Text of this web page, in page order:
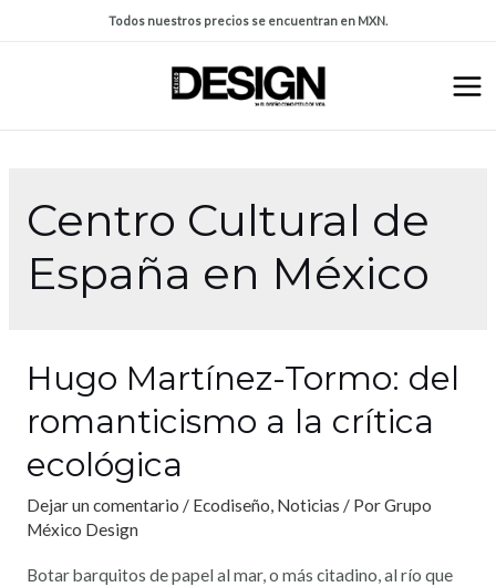
Todos nuestros precios se encuentran en MXN.
Centro Cultural de
España en México
Hugo Martínez-Tormo: del
romanticismo a la crítica
ecológica
Dejar un comentario / Ecodiseño, Noticias / PorGrupo
México Design
Botar barquitos de papel al mar, o más citadino, al río que